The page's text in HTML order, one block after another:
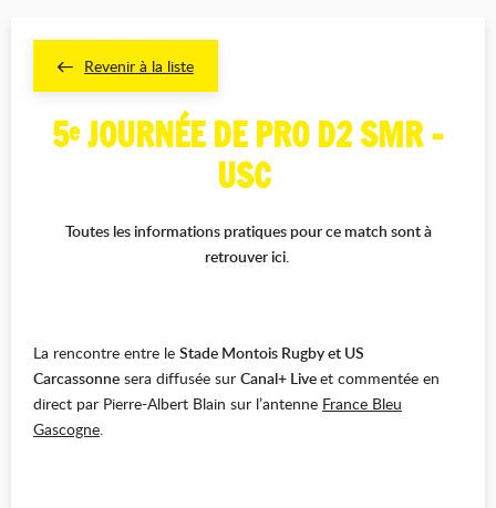
Revenir à la liste
5eJOURNÉE DE PRO D2 SMR -
USC
Toutes les informations pratiques pour ce match sont à
retrouver ici.
La rencontre entre le Stade Montois Rugby et US
Carcassonne sera diffusée sur Canal+ Liveet commentée en
direct par Pierre-Albert Blain sur l’antenne France Bleu
Gascogne.